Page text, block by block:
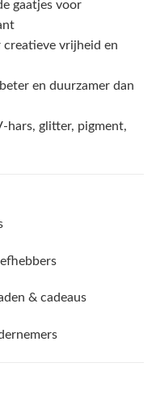
gaatjes voor
vrijheid en
en duurzamer dan
hars, glitter, pigment,
& cadeaus